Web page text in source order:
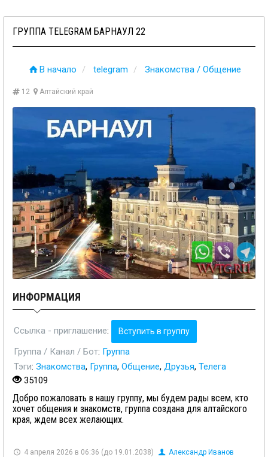
ГРУППА TELEGRAM БАРНАУЛ 22
В начало telegram Знакомства / Общение
12 Алтайский край
ИНФОРМАЦИЯ
Ссылка - приглашение: Вступить в группу
Группа / Канал / Бот: Группа
Тэги: Знакомства, Группа, Общение, Друзья, Телега
35109
Добро пожаловать в нашу группу, мы будем рады всем, кто
хочет общения и знакомств, группа создана для алтайского
края, ждем всех желающих.
4 апреля 2026 в 06:36 (до 19.01.2038) Александр Иванов